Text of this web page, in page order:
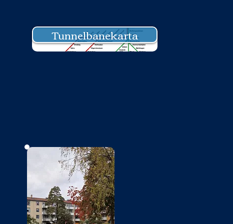
Tunnelbanekarta